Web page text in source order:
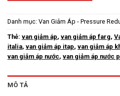
Danh mục: Van Giảm Áp - Pressure
Thẻ: van giảm áp, van giảm áp farg,
italia, van giảm áp itap, van giảm áp
van giảm áp nước, van giảm áp nước
MÔ TẢ